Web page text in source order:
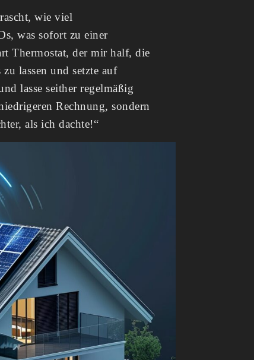
wie viel
was sofort zu einer
Thermostat, der mir half, die
lassen und setzte auf
lasse seither regelmäßig
Rechnung, sondern
als ich dachte!“